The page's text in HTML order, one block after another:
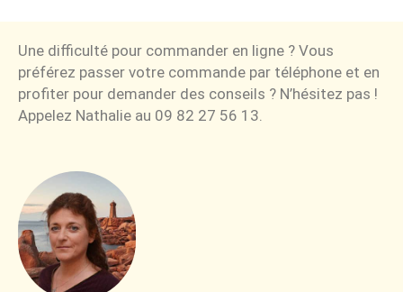
Une difficulté pour commander en ligne ? Vous
préférez passer votre commande par téléphone et en
profiter pour demander des conseils ? N’hésitez pas !
Appelez Nathalie au 09 82 27 56 13.